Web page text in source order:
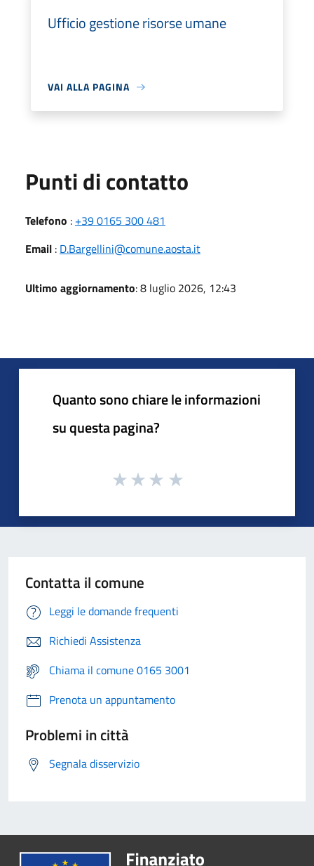
Ufficio gestione risorse umane
VAI ALLA PAGINA
Punti di contatto
Telefono : +39 0165 300 481
Email : D.Bargellini@comune.aosta.it
Ultimo aggiornamento: 8 luglio 2026, 12:43
Quanto sono chiare le informazioni
su questa pagina?
Contatta il comune
Leggi le domande frequenti
Richiedi Assistenza
Chiama il comune 0165 3001
Prenota un appuntamento
Problemi in città
Segnala disservizio